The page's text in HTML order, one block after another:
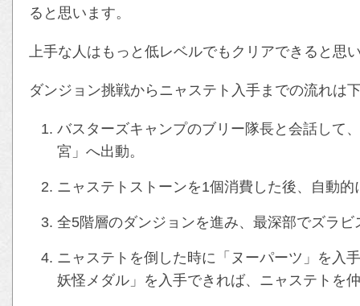
ると思います。
上手な人はもっと低レベルでもクリアできると思
ダンジョン挑戦からニャステト入手までの流れは
バスターズキャンプのブリー隊長と会話して
宮」へ出動。
ニャステトストーンを1個消費した後、自動
全5階層のダンジョンを進み、最深部でズラビ
ニャステトを倒した時に「ヌーパーツ」を入
妖怪メダル」を入手できれば、ニャステトを